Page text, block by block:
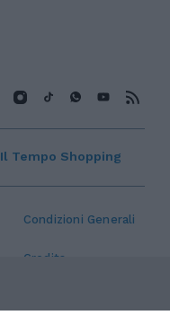
Condizioni Generali
Credits
Il Tempo Shopping